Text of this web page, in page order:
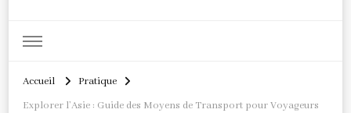
Accueil
Pratique
Explorer l’Asie : Guide des Moyens de Transport pour Voyageurs